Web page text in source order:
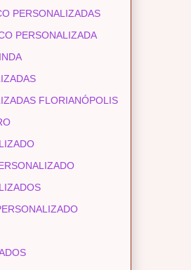
PERSONALIZADAS
PERSONALIZADA
FLORIANÓPOLIS